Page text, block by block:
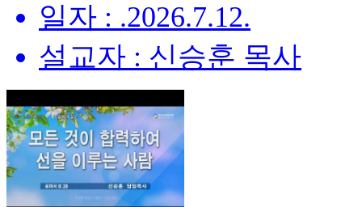
일자 : .2026.7.12.
설교자 : 신승훈 목사